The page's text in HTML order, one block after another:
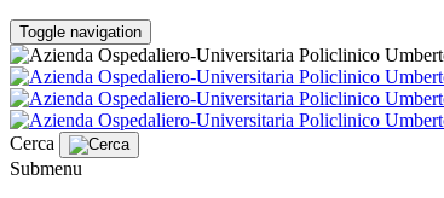
Toggle navigation
Cerca
Submenu